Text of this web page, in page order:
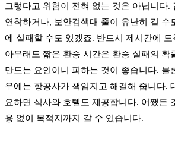
그렇다고 위험이 전혀 없는 것은 아닙니다.
연착하거나, 보안검색대 줄이 유난히 길 수
에 실패할 수도 있겠죠. 반드시 제시간에
아무래도 짧은 환승 시간은 환승 실패의 확
만드는 요인이니 피하는 것이 좋습니다. 물
우에는 항공사가 책임지고 해결해 줍니다.
요하면 식사와 호텔도 제공합니다. 어쨌든
용 없이 목적지까지 갈 수 있습니다.